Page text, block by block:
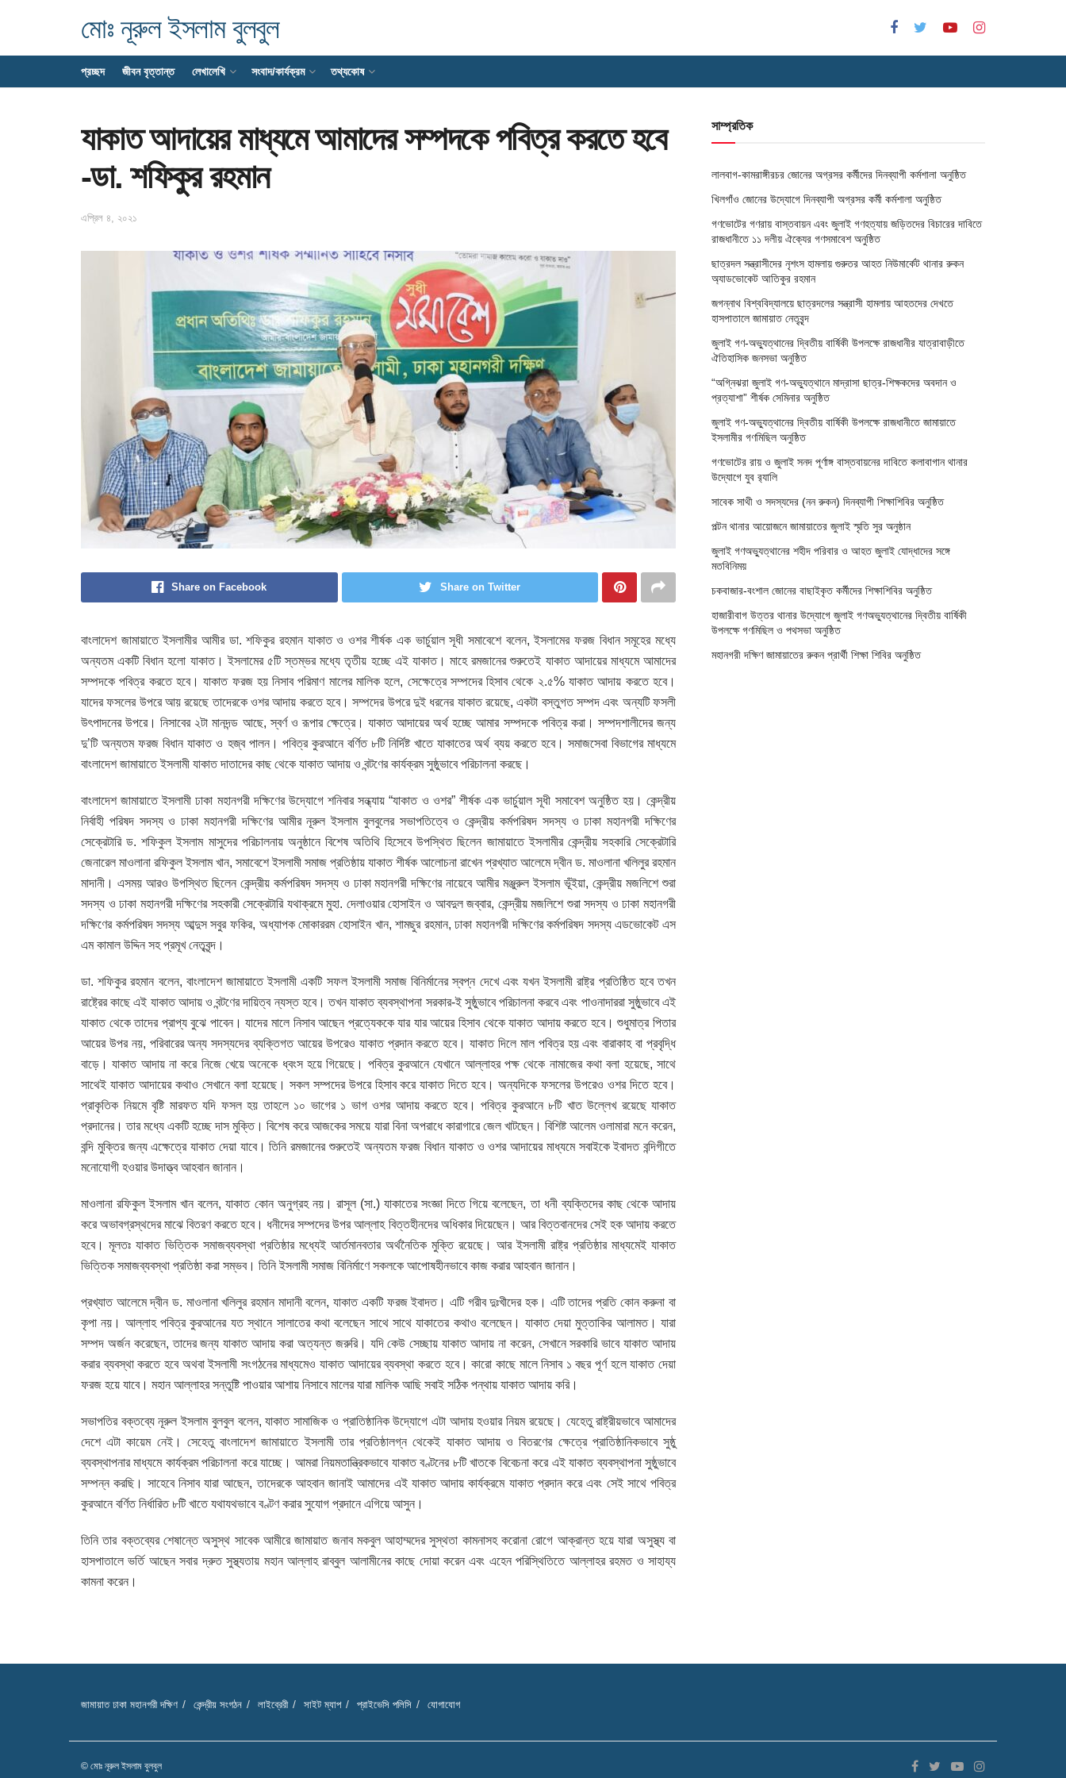
মোঃ নূরুল ইসলাম বুলবুল
প্রচ্ছদ জীবন বৃত্তান্ত লেখালেখি সংবাদ/কার্যক্রম তথ্যকোষ
যাকাত আদায়ের মাধ্যমে আমাদের সম্পদকে পবিত্র করতে হবে
-ডা. শফিকুর রহমান
এপ্রিল ৪, ২০২১
Share on Facebook Share on Twitter
বাংলাদেশ জামায়াতে ইসলামীর আমীর ডা. শফিকুর রহমান যাকাত ও ওশর শীর্ষক এক ভার্চুয়াল সূধী সমাবেশে বলেন, ইসলামের ফরজ বিধান সমূহের মধ্যে
অন্যতম একটি বিধান হলো যাকাত। ইসলামের ৫টি স্তম্ভর মধ্যে তৃতীয় হচ্ছে এই যাকাত। মাহে রমজানের শুরুতেই যাকাত আদায়ের মাধ্যমে আমাদের
সম্পদকে পবিত্র করতে হবে। যাকাত ফরজ হয় নিসাব পরিমাণ মালের মালিক হলে, সেক্ষেত্রে সম্পদের হিসাব থেকে ২.৫% যাকাত আদায় করতে হবে।
যাদের ফসলের উপরে আয় রয়েছে তাদেরকে ওশর আদায় করতে হবে। সম্পদের উপরে দুই ধরনের যাকাত রয়েছে, একটা বস্তুগত সম্পদ এবং অন্যটি ফসলী
উৎপাদনের উপরে। নিসাবের ২টা মানদন্ড আছে, স্বর্ণ ও রূপার ক্ষেত্রে। যাকাত আদায়ের অর্থ হচ্ছে আমার সম্পদকে পবিত্র করা। সম্পদশালীদের জন্য
দু’টি অন্যতম ফরজ বিধান যাকাত ও হজ্ব পালন। পবিত্র কুরআনে বর্ণিত ৮টি নির্দিষ্ট খাতে যাকাতের অর্থ ব্যয় করতে হবে। সমাজসেবা বিভাগের মাধ্যমে
বাংলাদেশ জামায়াতে ইসলামী যাকাত দাতাদের কাছ থেকে যাকাত আদায় ও বন্টণের কার্যক্রম সুষ্ঠুভাবে পরিচালনা করছে।
বাংলাদেশ জামায়াতে ইসলামী ঢাকা মহানগরী দক্ষিণের উদ্যোগে শনিবার সন্ধ্যায় “যাকাত ও ওশর” শীর্ষক এক ভার্চুয়াল সূধী সমাবেশ অনুষ্ঠিত হয়। কেন্দ্রীয়
নির্বাহী পরিষদ সদস্য ও ঢাকা মহানগরী দক্ষিণের আমীর নূরুল ইসলাম বুলবুলের সভাপতিত্বে ও কেন্দ্রীয় কর্মপরিষদ সদস্য ও ঢাকা মহানগরী দক্ষিণের
সেক্রেটারি ড. শফিকুল ইসলাম মাসুদের পরিচালনায় অনুষ্ঠানে বিশেষ অতিথি হিসেবে উপস্থিত ছিলেন জামায়াতে ইসলামীর কেন্দ্রীয় সহকারি সেক্রেটারি
জেনারেল মাওলানা রফিকুল ইসলাম খান, সমাবেশে ইসলামী সমাজ প্রতিষ্ঠায় যাকাত শীর্ষক আলোচনা রাখেন প্রখ্যাত আলেমে দ্বীন ড. মাওলানা খলিলুর রহমান
মাদানী। এসময় আরও উপস্থিত ছিলেন কেন্দ্রীয় কর্মপরিষদ সদস্য ও ঢাকা মহানগরী দক্ষিণের নায়েবে আমীর মঞ্জুরুল ইসলাম ভূঁইয়া, কেন্দ্রীয় মজলিশে শুরা
সদস্য ও ঢাকা মহানগরী দক্ষিণের সহকারী সেক্রেটারি যথাক্রমে মুহা. দেলাওয়ার হোসাইন ও আবদুল জব্বার, কেন্দ্রীয় মজলিশে শুরা সদস্য ও ঢাকা মহানগরী
দক্ষিণের কর্মপরিষদ সদস্য আব্দুস সবুর ফকির, অধ্যাপক মোকাররম হোসাইন খান, শামছুর রহমান, ঢাকা মহানগরী দক্ষিণের কর্মপরিষদ সদস্য এডভোকেট এস
এম কামাল উদ্দিন সহ প্রমূখ নেতৃবৃন্দ।
ডা. শফিকুর রহমান বলেন, বাংলাদেশ জামায়াতে ইসলামী একটি সফল ইসলামী সমাজ বিনির্মানের স্বপ্ন দেখে এবং যখন ইসলামী রাষ্ট্র প্রতিষ্ঠিত হবে তখন
রাষ্ট্রের কাছে এই যাকাত আদায় ও বন্টণের দায়িত্ব ন্যস্ত হবে। তখন যাকাত ব্যবস্থাপনা সরকার-ই সুষ্ঠুভাবে পরিচালনা করবে এবং পাওনাদাররা সুষ্ঠুভাবে এই
যাকাত থেকে তাদের প্রাপ্য বুঝে পাবেন। যাদের মালে নিসাব আছেন প্রত্যেককে যার যার আয়ের হিসাব থেকে যাকাত আদায় করতে হবে। শুধুমাত্র পিতার
আয়ের উপর নয়, পরিবারের অন্য সদস্যদের ব্যক্তিগত আয়ের উপরেও যাকাত প্রদান করতে হবে। যাকাত দিলে মাল পবিত্র হয় এবং বারাকাহ বা প্রবৃদ্ধি
বাড়ে। যাকাত আদায় না করে নিজে খেয়ে অনেকে ধ্বংস হয়ে গিয়েছে। পবিত্র কুরআনে যেখানে আল্লাহর পক্ষ থেকে নামাজের কথা বলা হয়েছে, সাথে
সাথেই যাকাত আদায়ের কথাও সেখানে বলা হয়েছে। সকল সম্পদের উপরে হিসাব করে যাকাত দিতে হবে। অন্যদিকে ফসলের উপরেও ওশর দিতে হবে।
প্রাকৃতিক নিয়মে বৃষ্টি মারফত যদি ফসল হয় তাহলে ১০ ভাগের ১ ভাগ ওশর আদায় করতে হবে। পবিত্র কুরআনে ৮টি খাত উল্লেখ রয়েছে যাকাত
প্রদানের। তার মধ্যে একটি হচ্ছে দাস মুক্তি। বিশেষ করে আজকের সময়ে যারা বিনা অপরাধে কারাগারে জেল খাটছেন। বিশিষ্ট আলেম ওলামারা মনে করেন,
বন্দি মুক্তির জন্য এক্ষেত্রে যাকাত দেয়া যাবে। তিনি রমজানের শুরুতেই অন্যতম ফরজ বিধান যাকাত ও ওশর আদায়ের মাধ্যমে সবাইকে ইবাদত বন্দিগীতে
মনোযোগী হওয়ার উদাত্ত্ব আহবান জানান।
মাওলানা রফিকুল ইসলাম খান বলেন, যাকাত কোন অনুগ্রহ নয়। রাসূল (সা.) যাকাতের সংজ্ঞা দিতে গিয়ে বলেছেন, তা ধনী ব্যক্তিদের কাছ থেকে আদায়
করে অভাবগ্রস্থদের মাঝে বিতরণ করতে হবে। ধনীদের সম্পদের উপর আল্লাহ বিত্তহীনদের অধিকার দিয়েছেন। আর বিত্তবানদের সেই হক আদায় করতে
হবে। মূলতঃ যাকাত ভিত্তিক সমাজব্যবস্থা প্রতিষ্ঠার মধ্যেই আর্তমানবতার অর্থনৈতিক মুক্তি রয়েছে। আর ইসলামী রাষ্ট্র প্রতিষ্ঠার মাধ্যমেই যাকাত
ভিত্তিক সমাজব্যবস্থা প্রতিষ্ঠা করা সম্ভব। তিনি ইসলামী সমাজ বিনির্মাণে সকলকে আপোষহীনভাবে কাজ করার আহবান জানান।
প্রখ্যাত আলেমে দ্বীন ড. মাওলানা খলিলুর রহমান মাদানী বলেন, যাকাত একটি ফরজ ইবাদত। এটি গরীব দুঃখীদের হক। এটি তাদের প্রতি কোন করুনা বা
কৃপা নয়। আল্লাহ পবিত্র কুরআনের যত স্থানে সালাতের কথা বলেছেন সাথে সাথে যাকাতের কথাও বলেছেন। যাকাত দেয়া মুত্তাকির আলামত। যারা
সম্পদ অর্জন করেছেন, তাদের জন্য যাকাত আদায় করা অত্যন্ত জরুরি। যদি কেউ সেচ্ছায় যাকাত আদায় না করেন, সেখানে সরকারি ভাবে যাকাত আদায়
করার ব্যবস্থা করতে হবে অথবা ইসলামী সংগঠনের মাধ্যমেও যাকাত আদায়ের ব্যবস্থা করতে হবে। কারো কাছে মালে নিসাব ১ বছর পূর্ণ হলে যাকাত দেয়া
ফরজ হয়ে যাবে। মহান আল্লাহর সন্তুষ্টি পাওয়ার আশায় নিসাবে মালের যারা মালিক আছি সবাই সঠিক পন্থায় যাকাত আদায় করি।
সভাপতির বক্তব্যে নূরুল ইসলাম বুলবুল বলেন, যাকাত সামাজিক ও প্রাতিষ্ঠানিক উদ্যোগে এটা আদায় হওয়ার নিয়ম রয়েছে। যেহেতু রাষ্ট্রীয়ভাবে আমাদের
দেশে এটা কায়েম নেই। সেহেতু বাংলাদেশ জামায়াতে ইসলামী তার প্রতিষ্ঠালগ্ন থেকেই যাকাত আদায় ও বিতরণের ক্ষেত্রে প্রাতিষ্ঠানিকভাবে সুষ্ঠু
ব্যবস্থাপনার মাধ্যমে কার্যক্রম পরিচালনা করে যাচ্ছে। আমরা নিয়মতান্ত্রিকভাবে যাকাত বণ্টনের ৮টি খাতকে বিবেচনা করে এই যাকাত ব্যবস্থাপনা সুষ্ঠুভাবে
সম্পন্ন করছি। সাহেবে নিসাব যারা আছেন, তাদেরকে আহবান জানাই আমাদের এই যাকাত আদায় কার্যক্রমে যাকাত প্রদান করে এবং সেই সাথে পবিত্র
কুরআনে বর্ণিত নির্ধারিত ৮টি খাতে যথাযথভাবে বণ্টণ করার সুযোগ প্রদানে এগিয়ে আসুন।
তিনি তার বক্তব্যের শেষান্তে অসুস্থ সাবেক আমীরে জামায়াত জনাব মকবুল আহাম্মদের সুস্থতা কামনাসহ করোনা রোগে আক্রান্ত হয়ে যারা অসুস্থ্য বা
হাসপাতালে ভর্তি আছেন সবার দ্রুত সুস্থ্যতায় মহান আল্লাহ রাব্বুল আলামীনের কাছে দোয়া করেন এবং এহেন পরিস্থিতিতে আল্লাহর রহমত ও সাহায্য
কামনা করেন।
সাম্প্রতিক
লালবাগ-কামরাঙ্গীরচর জোনের অগ্রসর কর্মীদের দিনব্যাপী কর্মশালা অনুষ্ঠিত
খিলগাঁও জোনের উদ্যোগে দিনব্যাপী অগ্রসর কর্মী কর্মশালা অনুষ্ঠিত
গণভোটের গণরায় বাস্তবায়ন এবং জুলাই গণহত্যায় জড়িতদের বিচারের দাবিতে
রাজধানীতে ১১ দলীয় ঐক্যের গণসমাবেশ অনুষ্ঠিত
ছাত্রদল সন্ত্রাসীদের নৃশংস হামলায় গুরুতর আহত নিউমার্কেট থানার রুকন
অ্যাডভোকেট আতিকুর রহমান
জগন্নাথ বিশ্ববিদ্যালয়ে ছাত্রদলের সন্ত্রাসী হামলায় আহতদের দেখতে
হাসপাতালে জামায়াত নেতৃবৃন্দ
জুলাই গণ-অভ্যুত্থানের দ্বিতীয় বার্ষিকী উপলক্ষে রাজধানীর যাত্রাবাড়ীতে
ঐতিহাসিক জনসভা অনুষ্ঠিত
“অগ্নিঝরা জুলাই গণ-অভ্যুত্থানে মাদ্রাসা ছাত্র-শিক্ষকদের অবদান ও
প্রত্যাশা” শীর্ষক সেমিনার অনুষ্ঠিত
জুলাই গণ-অভ্যুত্থানের দ্বিতীয় বার্ষিকী উপলক্ষে রাজধানীতে জামায়াতে
ইসলামীর গণমিছিল অনুষ্ঠিত
গণভোটের রায় ও জুলাই সনদ পূর্ণাঙ্গ বাস্তবায়নের দাবিতে কলাবাগান থানার
উদ্যোগে যুব র‌্যালি
সাবেক সাথী ও সদস্যদের (নন রুকন) দিনব্যাপী শিক্ষাশিবির অনুষ্ঠিত
পল্টন থানার আয়োজনে জামায়াতের জুলাই স্মৃতি সুর অনুষ্ঠান
জুলাই গণঅভ্যুত্থানের শহীদ পরিবার ও আহত জুলাই যোদ্ধাদের সঙ্গে
মতবিনিময়
চকবাজার-বংশাল জোনের বাছাইকৃত কর্মীদের শিক্ষাশিবির অনুষ্ঠিত
হাজারীবাগ উত্তর থানার উদ্যোগে জুলাই গণঅভ্যুত্থানের দ্বিতীয় বার্ষিকী
উপলক্ষে গণমিছিল ও পথসভা অনুষ্ঠিত
মহানগরী দক্ষিণ জামায়াতের রুকন প্রার্থী শিক্ষা শিবির অনুষ্ঠিত
জামায়াত ঢাকা মহানগরী দক্ষিণ কেন্দ্রীয় সংগঠন লাইব্রেরী সাইট ম্যাপ প্রাইভেসি পলিসি যোগাযোগ
© মোঃ নূরুল ইসলাম বুলবুল